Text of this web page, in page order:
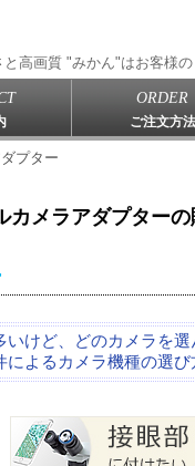
高画質 "みかん"はお客様の
プター
カメラアダプターの
けど、どのカメラを
よるカメラ機種の選び
ORDER
ご注文方法